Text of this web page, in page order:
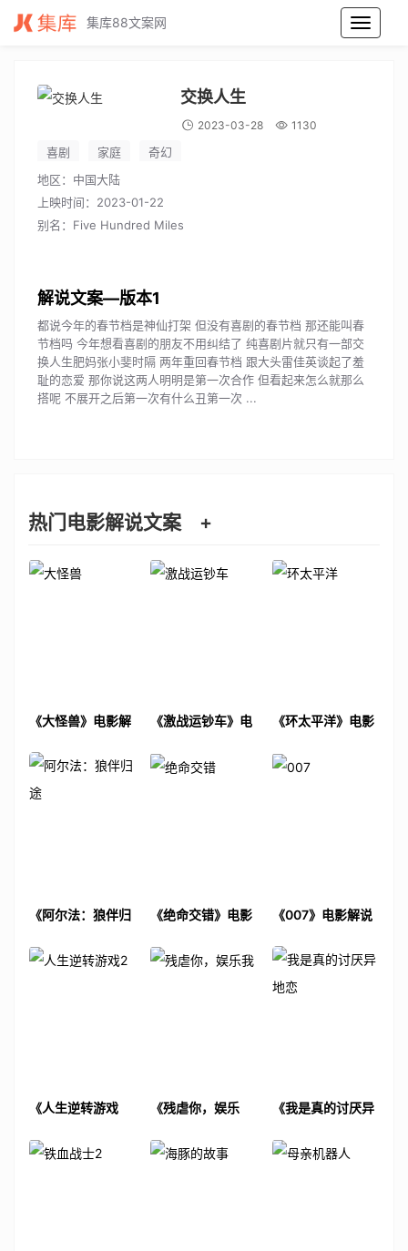
交换人生电影解说文案_交换人生电影解说词_交换人生电影解说稿
集库88文案网
交换人生
2023-03-28 1130
喜剧 家庭
奇幻
地区：中国大陆
上映时间：2023-01-22
别名：Five Hundred Miles
解说文案
都说今年的春节档是神仙打架 但没有喜剧的春节档 那还能叫春
节档吗 今年想看喜剧的朋友不用纠结了 纯喜剧片就只有一部交
换人生肥妈张小斐时隔 两年重回春节档 跟大头雷佳英谈起了羞
耻的恋爱 那你说这两人明明是第一次合作 但看起来怎么就那么
搭呢 不展开之后第一次有什么丑第一次 ...
热门电影解说文案 +
《大怪兽》电影解
《激战运钞车》电
《环太平洋》电影
《阿尔法：狼伴归
《绝命交错》电影
《007》电影解说
《人生逆转游戏
《残虐你，娱乐
《我是真的讨厌异
案